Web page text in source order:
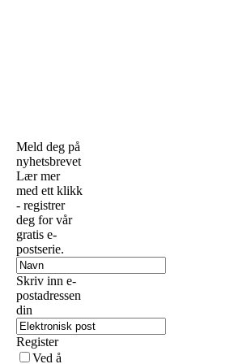
Meld deg på
nyhetsbrevet
Lær mer
med ett klikk
- registrer
deg for vår
gratis e-
postserie.
Skriv inn e-
postadressen
din
Register
Ved å